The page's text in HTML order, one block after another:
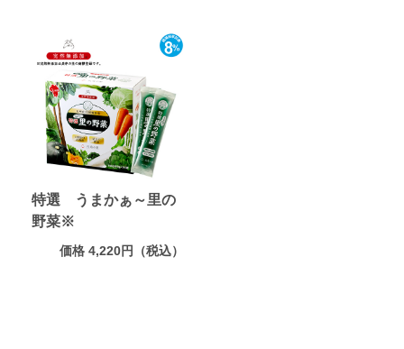
特選 うまかぁ～里の
野菜※
価格 4,220円（税込）